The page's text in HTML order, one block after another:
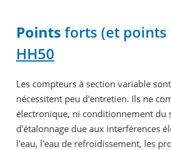
Points forts (et points
HH50
Les compteurs à section variable
nécessitent peu d'entretien. Ils ne
électronique, ni conditionnement du
d'étalonnage due aux interférences
l'eau, l'eau de refroidissement, les